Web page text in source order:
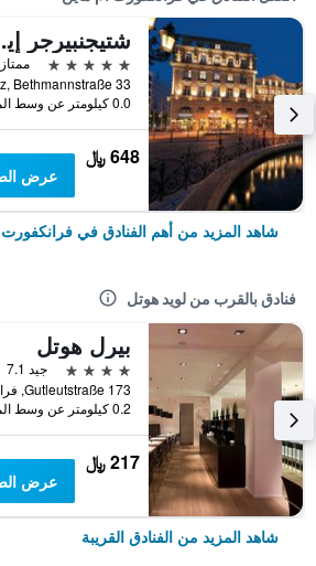
5 نجوم
ممتاز 8.5
0.0 كيلومتر عن وسط المدينة
648 ﷼
عرض
شاهد المزيد من أهم الفنادق في
فنادق بالقرب من لويد هوتل
بيرل هوتل
4 نجوم
جيد 7.1
0.2 كيلومتر عن وسط المدينة
217 ﷼
عرض
شاهد المزيد من الفنادق القريبة